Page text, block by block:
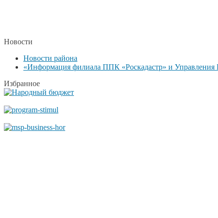
Новости
Новости района
«Информация филиала ППК «Роскадастр» и Управления
Избранное